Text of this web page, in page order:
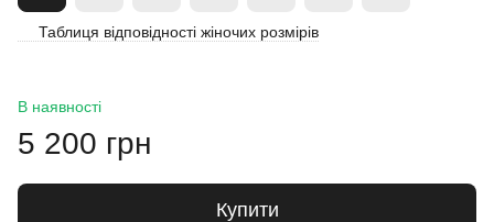
Таблиця відповідності жіночих розмірів
В наявності
5 200 грн
Купити